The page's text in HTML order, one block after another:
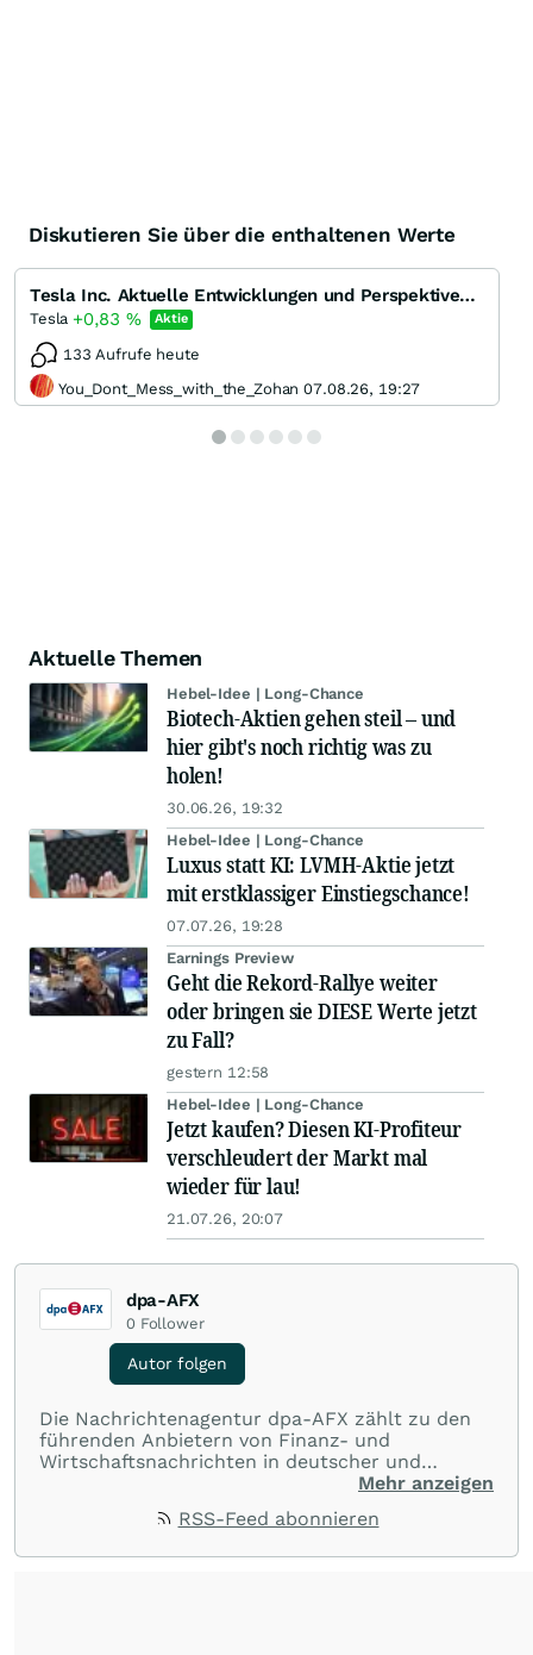
Diskutieren Sie über die enthaltenen Werte
Tesla Inc. Aktuelle Entwicklungen und Perspektiven des Pioniers der Elektromobilität
Tesla +0,83 % Aktie
133 Aufrufe heute
You_Dont_Mess_with_the_Zohan 07.08.26, 19:27
Aktuelle Themen
Hebel-Idee | Long-Chance
Biotech-Aktien gehen steil – und
hier gibt's noch richtig was zu
holen!
30.06.26, 19:32
Hebel-Idee | Long-Chance
Luxus statt KI: LVMH-Aktie jetzt
mit erstklassiger Einstiegschance!
07.07.26, 19:28
Earnings Preview
Geht die Rekord-Rallye weiter
oder bringen sie DIESE Werte jetzt
zu Fall?
gestern 12:58
Hebel-Idee | Long-Chance
Jetzt kaufen? Diesen KI-Profiteur
verschleudert der Markt mal
wieder für lau!
21.07.26, 20:07
dpa-AFX
0 Follower
Autor folgen
Die Nachrichtenagentur dpa-AFX zählt zu den
führenden Anbietern von Finanz- und
Wirtschaftsnachrichten in deutscher und
englischer Sprache. Gestützt auf ein
dpa-AFX unabhängig, zuverlässig und schnell
Mehr anzeigen
RSS-Feed abonnieren